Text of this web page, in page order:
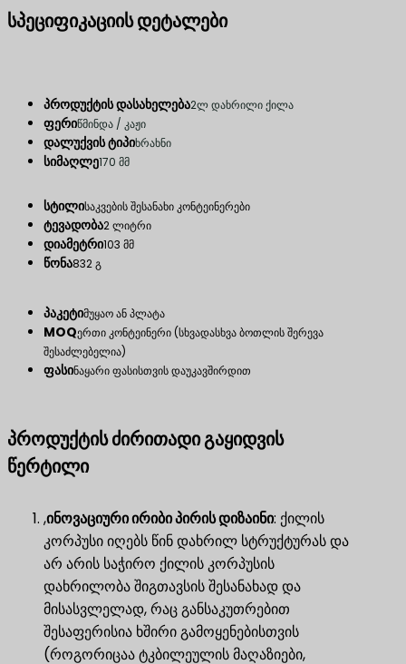
სპეციფიკაციის დეტალები
პროდუქტის დასახელება2ლ დახრილი ქილა
ფერიწმინდა / კაჟი
დალუქვის ტიპიხრახნი
სიმაღლე170 მმ
სტილისაკვების შესანახი კონტეინერები
ტევადობა2 ლიტრი
დიამეტრი103 მმ
წონა832 გ
პაკეტიმუყაო ან პლატა
MOQერთი კონტეინერი (სხვადასხვა ბოთლის შერევა
შესაძლებელია)
ფასინაყარი ფასისთვის დაუკავშირდით
პროდუქტის ძირითადი გაყიდვის
წერტილი
,ინოვაციური ირიბი პირის დიზაინი​: ქილის
კორპუსი იღებს წინ დახრილ სტრუქტურას და
არ არის საჭირო ქილის კორპუსის
დახრილობა შიგთავსის შესანახად და
მისასვლელად, რაც განსაკუთრებით
შესაფერისია ხშირი გამოყენებისთვის
(როგორიცაა ტკბილეულის მაღაზიები,